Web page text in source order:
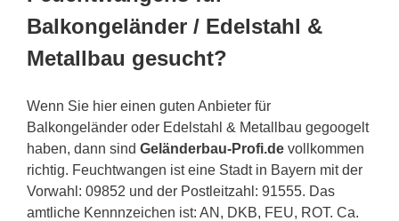
Balkongeländer / Edelstahl &
Metallbau gesucht?
Wenn Sie hier einen guten Anbieter für
Balkongeländer oder Edelstahl & Metallbau gegoogelt
haben, dann sind Geländerbau-Profi.de vollkommen
richtig. Feuchtwangen ist eine Stadt in Bayern mit der
Vorwahl: 09852 und der Postleitzahl: 91555. Das
amtliche Kennnzeichen ist: AN, DKB, FEU, ROT. Ca.